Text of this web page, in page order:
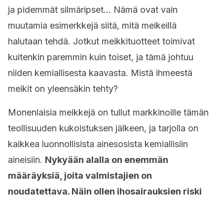
ja pidemmät silmäripset… Nämä ovat vain
muutamia esimerkkejä siitä, mitä meikeillä
halutaan tehdä. Jotkut meikkituotteet toimivat
kuitenkin paremmin kuin toiset, ja tämä johtuu
niiden kemiallisesta kaavasta. Mistä ihmeestä
meikit on yleensäkin tehty?
Monenlaisia ​​meikkejä on tullut markkinoille tämän
teollisuuden kukoistuksen jälkeen, ja tarjolla on
kaikkea luonnollisista ainesosista kemiallisiin
aineisiin. Nykyään alalla on enemmän
määräyksiä, joita valmistajien on
noudatettava. Näin ollen ihosairauksien riski